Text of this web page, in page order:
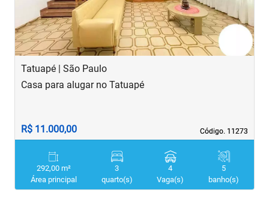
Tatuapé | São Paulo
Código. 11273
Código. 11273
Casa para alugar no Tatuapé
R$ 11.000,00
292,00 m²
Área principal
3
quarto(s)
4
Vaga(s)
5
banho(s)